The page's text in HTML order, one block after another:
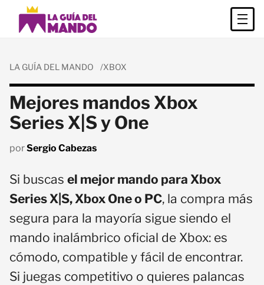
LA GUÍA DEL MANDO XBOX
Mejores mandos Xbox
Series X|S y One
porSergio Cabezas
Si buscas el mejor mando para Xbox
Series X|S, Xbox One o PC, la compra más
segura para la mayoría sigue siendo el
mando inalámbrico oficial de Xbox: es
cómodo, compatible y fácil de encontrar.
Si juegas competitivo o quieres palancas